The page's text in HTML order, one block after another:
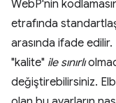
WebP'nin
etrafında
arasında ifade
"kalite" ile sınırlı
değiştirebilirsiniz.